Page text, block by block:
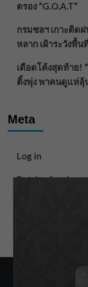
ตรอง “G.O.A.T”
กรมชลฯ เกาะติด
หลาก เฝ้าระวังพื้น
เดือดโค้งสุดท้าย!
ติ้งพุ่ง พาคนดูแห่ลุ้
Meta
Log in
Entries feed